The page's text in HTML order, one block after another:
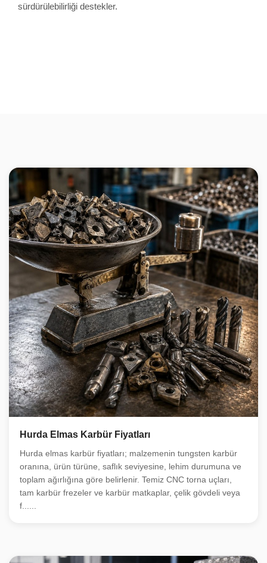
sürdürülebilirliği destekler.
Hurda Elmas Karbür Fiyatları
Hurda elmas karbür fiyatları; malzemenin tungsten karbür
oranına, ürün türüne, saflık seviyesine, lehim durumuna ve
toplam ağırlığına göre belirlenir. Temiz CNC torna uçları,
tam karbür frezeler ve karbür matkaplar, çelik gövdeli veya
f......